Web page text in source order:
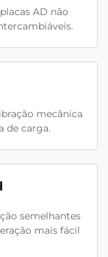
AD não
mecânica
de carga.
semelhantes
mais fácil